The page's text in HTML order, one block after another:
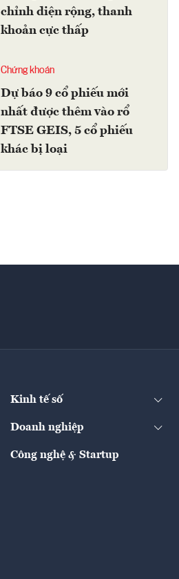
chỉnh diện rộng, thanh
khoản cực thấp
Chứng khoán
Dự báo 9 cổ phiếu mới
nhất được thêm vào rổ
FTSE GEIS, 5 cổ phiếu
khác bị loại
Kinh tế số
Doanh nghiệp
Công nghệ & Startup